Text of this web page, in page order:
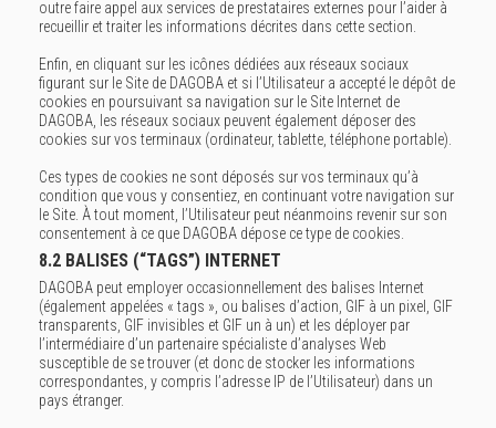
outre faire appel aux services de prestataires externes pour l’aider à
recueillir et traiter les informations décrites dans cette section.
Enfin, en cliquant sur les icônes dédiées aux réseaux sociaux
figurant sur le Site de DAGOBA et si l’Utilisateur a accepté le dépôt de
cookies en poursuivant sa navigation sur le Site Internet de
DAGOBA, les réseaux sociaux peuvent également déposer des
cookies sur vos terminaux (ordinateur, tablette, téléphone portable).
Ces types de cookies ne sont déposés sur vos terminaux qu’à
condition que vous y consentiez, en continuant votre navigation sur
le Site. À tout moment, l’Utilisateur peut néanmoins revenir sur son
consentement à ce que DAGOBA dépose ce type de cookies.
8.2 BALISES (“TAGS”) INTERNET
DAGOBA peut employer occasionnellement des balises Internet
(également appelées « tags », ou balises d’action, GIF à un pixel, GIF
transparents, GIF invisibles et GIF un à un) et les déployer par
l’intermédiaire d’un partenaire spécialiste d’analyses Web
susceptible de se trouver (et donc de stocker les informations
correspondantes, y compris l’adresse IP de l’Utilisateur) dans un
pays étranger.